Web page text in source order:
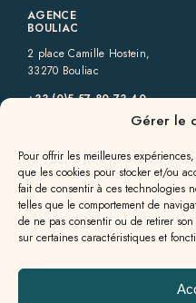
Gérer le
Pour offrir les meilleures
que les cookies pour stocker et/ou
fait de consentir à ces technologies
telles que le comportement de
de ne pas consentir ou de retirer
sur certaines caractéristiques et
AGENCE
BOULIAC
2 place Camille Hostein,
33270 Bouliac
+33 (0)5 57 80 73 40‬
GENSAC
6 rue des Allées,
33890 Gensac
+33 (0)5 57 56 09 82‬
GALGON